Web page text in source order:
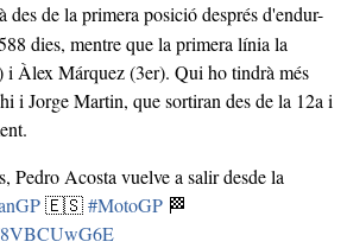
des de la primera posició després d'endur-
dies, mentre que la primera línia la
Àlex Márquez (3er). Qui ho tindrà més
i Jorge Martin, que sortiran des de la 12a i
Pedro Acosta vuelve a salir desde la
🇪🇸#MotoGP🏁